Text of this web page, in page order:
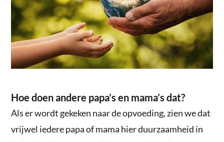
Hoe doen andere papa’s en mama’s dat?
Als er wordt gekeken naar de opvoeding, zien we dat
vrijwel iedere papa of mama hier duurzaamheid in